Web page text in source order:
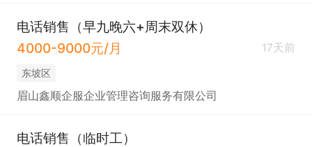
电话销售（早九晚六+周末双休）
4000-9000元/月
17天前
东坡区
眉山鑫顺企服企业管理咨询服务有限公司
电话销售（临时工）